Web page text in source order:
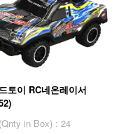
토이 RC네온레이서
in Box) : 24